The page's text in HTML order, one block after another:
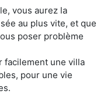
vous aurez la
au plus vite, et que
poser problème
facilement une villa
pour une vie